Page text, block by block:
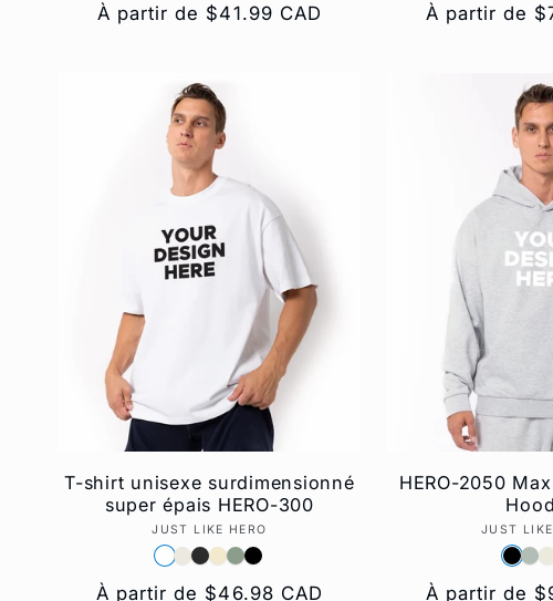
Prix
À partir de $41.99 CAD
Prix
À partir de
T-shirt unisexe surdimensionné
super épais HERO-300
Fournisseur :
JUST LIKE HERO
Prix
À partir de $46.98 CAD
HERO-2050
JUST
Prix
À partir de